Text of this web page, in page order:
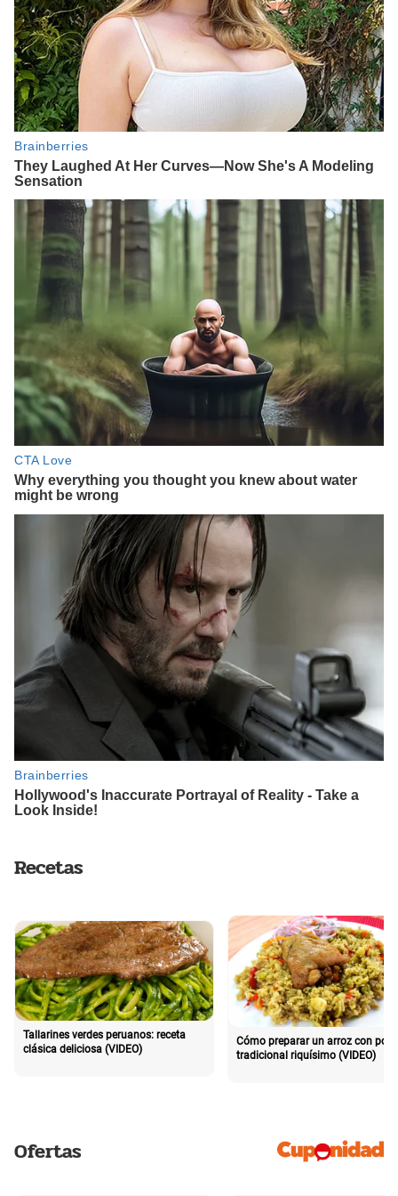
Recetas
Tallarines verdes peruanos: receta
clásica deliciosa (VIDEO)
Cómo preparar un arroz con pollo
tradicional riquísimo (VIDEO)
Ofertas